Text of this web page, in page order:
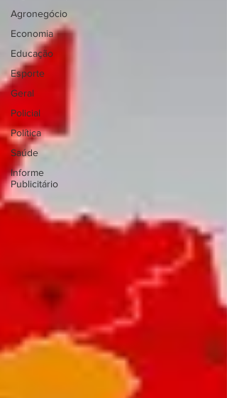
Agronegócio
Economia
Educação
Esporte
Geral
Policial
Política
Saúde
Informe
Publicitário